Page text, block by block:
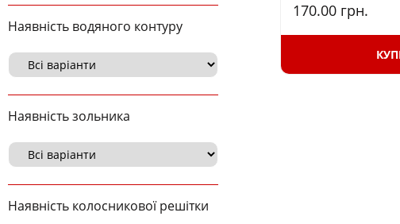
Наявність водяного контуру
Наявність зольника
Наявність колосникової решітки
170.00 грн.